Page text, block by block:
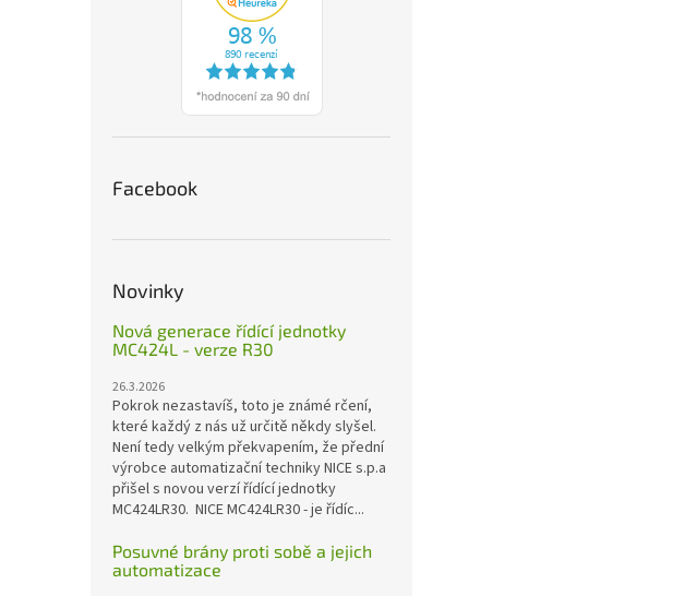
Facebook
Novinky
Nová generace řídící jednotky
MC424L - verze R30
26.3.2026
Pokrok nezastavíš, toto je známé rčení,
které každý z nás už určitě někdy slyšel.
Není tedy velkým překvapením, že přední
výrobce automatizační techniky NICE s.p.a
přišel s novou verzí řídící jednotky
MC424LR30. NICE MC424LR30 - je řídíc...
Posuvné brány proti sobě a jejich
automatizace